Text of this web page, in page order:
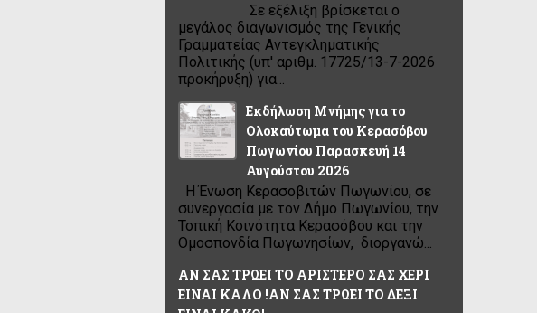
Σε εξέλιξη βρίσκεται ο
μεγάλος διαγωνισμός της Γενικής
Γραμματείας Αντεγκληματικής
Πολιτικής (υπ' αριθμ. 17725/13-7-2026
προκήρυξη) για...
Εκδήλωση Μνήμης για το
Ολοκαύτωμα του Κερασόβου
Πωγωνίου Παρασκευή 14
Αυγούστου 2026
Η Ένωση Κερασοβιτών Πωγωνίου, σε
συνεργασία με τον Δήμο Πωγωνίου, την
Τοπική Κοινότητα Κερασόβου και την
Ομοσπονδία Πωγωνησίων, διοργανώ...
ΑΝ ΣΑΣ ΤΡΩΕΙ ΤΟ ΑΡΙΣΤΕΡΟ ΣΑΣ ΧΕΡΙ
ΕΙΝΑΙ ΚΑΛΟ !ΑΝ ΣΑΣ ΤΡΩΕΙ ΤΟ ΔΕΞΙ